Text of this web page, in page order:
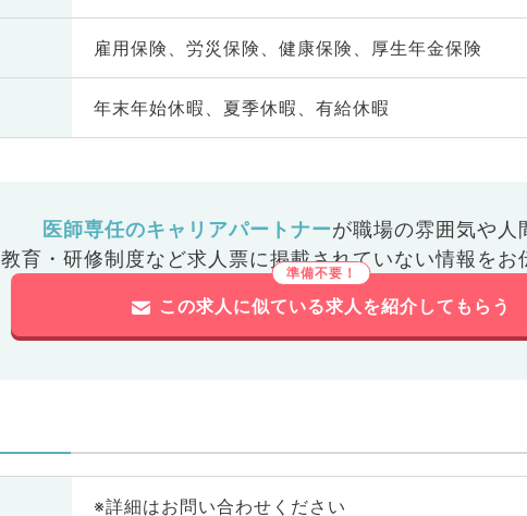
雇用保険、労災保険、健康保険、厚生年金保険
年末年始休暇、夏季休暇、有給休暇
医師専任のキャリアパートナーが職場の雰囲気や人
教育・研修制度など求人票に掲載されていない情報をお
この求人に似ている求人を紹介してもらう
※詳細はお問い合わせください